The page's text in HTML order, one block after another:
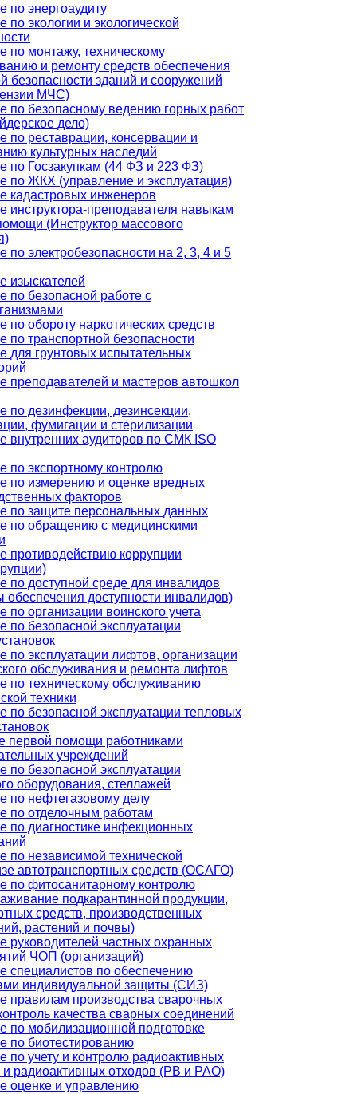
по энергоаудиту
по экологии и экологической
по монтажу, техническому
и ремонту средств обеспечения
безопасности зданий и сооружений
МЧС)
по безопасному ведению горных работ
дело)
по реставрации, консервации и
культурных наследий
по Госзакупкам (44 ФЗ и 223 ФЗ)
по ЖКХ (управление и эксплуатация)
кадастровых инженеров
инструктора-преподавателя навыкам
(Инструктор массового
по электробезопасности на 2, 3, 4 и 5
изыскателей
по безопасной работе с
по обороту наркотических средств
по транспортной безопасности
для грунтовых испытательных
преподавателей и мастеров автошкол
по дезинфекции, дезинсекции,
фумигации и стерилизации
внутренних аудиторов по СМК ISO
по экспортному контролю
по измерению и оценке вредных
факторов
по защите персональных данных
по обращению с медицинскими
противодействию коррупции
по доступной среде для инвалидов
обеспечения доступности инвалидов)
по организации воинского учета
по безопасной эксплуатации
по эксплуатации лифтов, организации
обслуживания и ремонта лифтов
по техническому обслуживанию
техники
по безопасной эксплуатации тепловых
первой помощи работниками
учреждений
по безопасной эксплуатации
оборудования, стеллажей
по нефтегазовому делу
по отделочным работам
по диагностике инфекционных
по независимой технической
автотранспортных средств (ОСАГО)
по фитосанитарному контролю
подкарантинной продукции,
средств, производственных
растений и почвы)
руководителей частных охранных
ЧОП (организаций)
специалистов по обеспечению
индивидуальной защиты (СИЗ)
правилам производства сварочных
качества сварных соединений
по мобилизационной подготовке
по биотестированию
по учету и контролю радиоактивных
радиоактивных отходов (РВ и РАО)
оценке и управлению